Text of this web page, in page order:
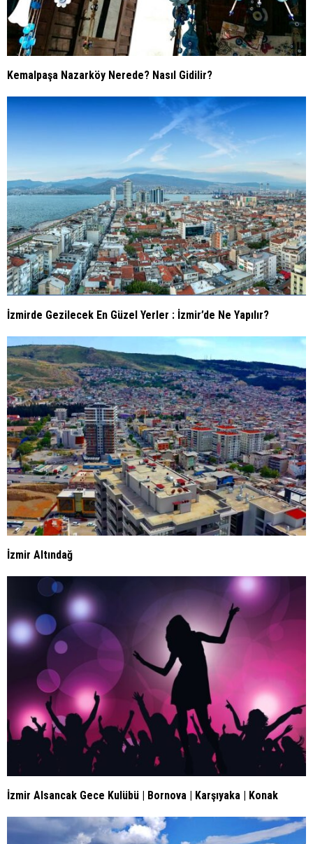
Kemalpaşa Nazarköy Nerede? Nasıl Gidilir?
İzmirde Gezilecek En Güzel Yerler : İzmir’de Ne Yapılır?
İzmir Altındağ
İzmir Alsancak Gece Kulübü | Bornova | Karşıyaka | Konak